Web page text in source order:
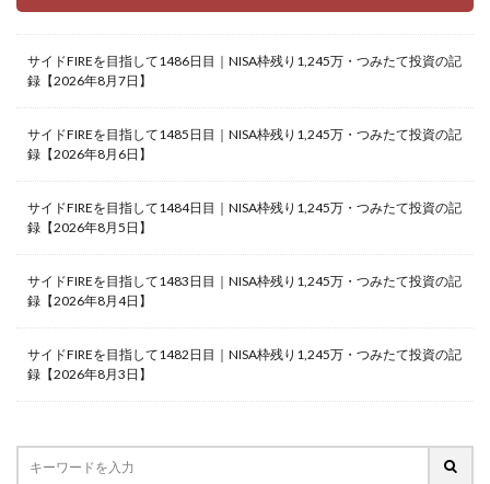
サイドFIREを目指して1486日目｜NISA枠残り1,245万・つみたて投資の記
録【2026年8月7日】
サイドFIREを目指して1485日目｜NISA枠残り1,245万・つみたて投資の記
録【2026年8月6日】
サイドFIREを目指して1484日目｜NISA枠残り1,245万・つみたて投資の記
録【2026年8月5日】
サイドFIREを目指して1483日目｜NISA枠残り1,245万・つみたて投資の記
録【2026年8月4日】
サイドFIREを目指して1482日目｜NISA枠残り1,245万・つみたて投資の記
録【2026年8月3日】